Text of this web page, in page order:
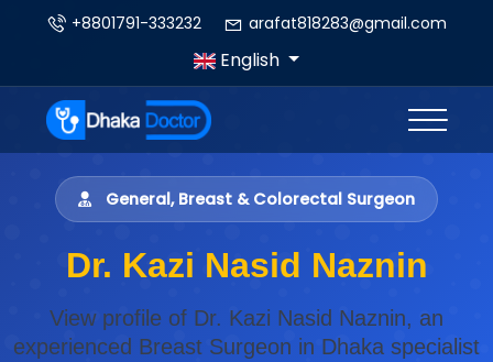
+8801791-333232 arafat818283@gmail.com
English
General, Breast & Colorectal Surgeon
Dr. Kazi Nasid Naznin
View profile of Dr. Kazi Nasid Naznin, an
experienced Breast Surgeon in Dhaka specialist